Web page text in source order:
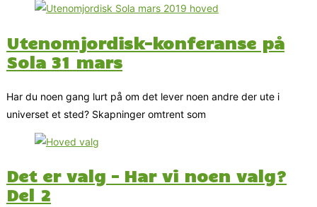
Utenomjordisk-konferanse på
Sola 31 mars
Har du noen gang lurt på om det lever noen andre der ute i
universet et sted? Skapninger omtrent som
Det er valg – Har vi noen valg?
Del 2